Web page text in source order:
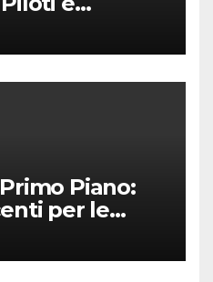
Piano:
per le